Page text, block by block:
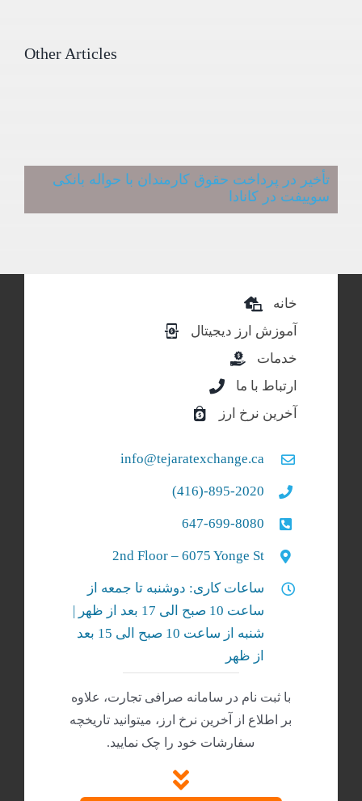
Other Articles
تأخیر در پرداخت حقوق کارمندان با حواله بانکی
سوییفت در کانادا
خانه
آموزش ارز دیجیتال
خدمات
ارتباط با ما
آخرین نرخ ارز
info@tejaratexchange.ca
895-2020-(416)
647-699-8080
2nd Floor – 6075 Yonge St
ساعات کاری: دوشنبه تا جمعه از
ساعت 10 صبح الی 17 بعد از ظهر |
شنبه‌ از ساعت 10 صبح الی 15 بعد
از ظهر
با ثبت نام در سامانه صرافی تجارت، علاوه
بر اطلاع از آخرین نرخ ارز، میتوانید تاریخچه
سفارشات خود را چک نمایید.